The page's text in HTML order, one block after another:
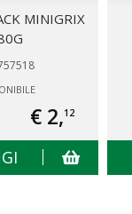
MINIGRIX
€ 2,12